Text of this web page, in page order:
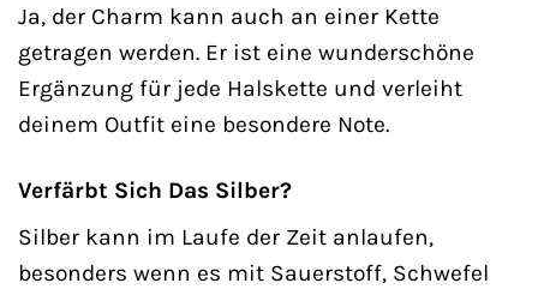
Ja, der Charm kann auch an einer Kette
getragen werden. Er ist eine wunderschöne
Ergänzung für jede Halskette und verleiht
deinem Outfit eine besondere Note.
Verfärbt Sich Das Silber?
Silber kann im Laufe der Zeit anlaufen,
besonders wenn es mit Sauerstoff, Schwefel